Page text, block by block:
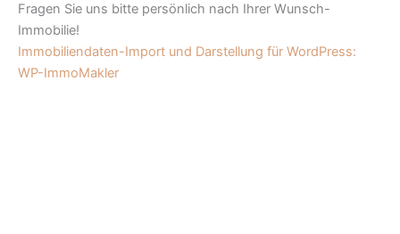
Fragen Sie uns bitte persönlich nach Ihrer Wunsch-
Immobilie!
Immobiliendaten-Import und Darstellung für WordPress:
WP-ImmoMakler